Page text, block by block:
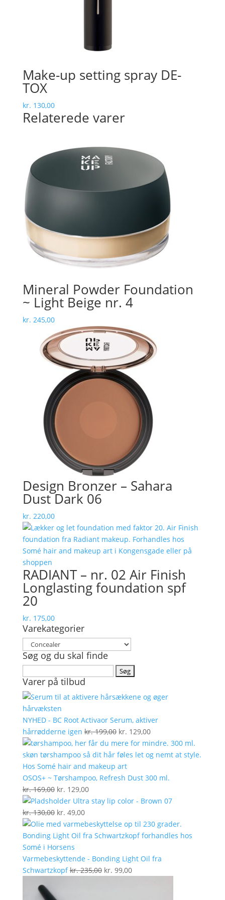
Make-up setting spray DE-
TOX
kr. 130,00
Relaterede varer
Mineral Powder Foundation
~ Light Beige nr. 4
kr. 245,00
Design Bronzer – Sahara
Dust Dark 06
kr. 220,00
RADIANT – nr. 02 Air Finish
Longlasting foundation spf
20
kr. 175,00
Varekategorier
Søg og du skal finde
efter:
Varer på tilbud
NYHED - BC Root Activaor Serum, aktiver
hårrødderne igen kr.199,00 Den
oprindelige
pris
var:
kr. 199,00.
kr. 129,00Den
aktuelle
pris
kr. 129,00.
OSOS+ ~ Tørshampoo, Refresh Dust 300 ml.
kr.169,00 Den
oprindelige
pris
var:
kr. 169,00.
kr. 129,00Den
aktuelle
er:
kr. 129,00.
Ultra stay lip color - Brown 07
kr.130,00 Den
oprindelige
pris
var:
kr. 130,00.
kr. 49,00Den
aktuelle
pris
kr. 49,00.
Varmebeskyttende - Bonding Light Oil fra
Schwartzkopf kr.235,00 Den
kr. 99,00Den